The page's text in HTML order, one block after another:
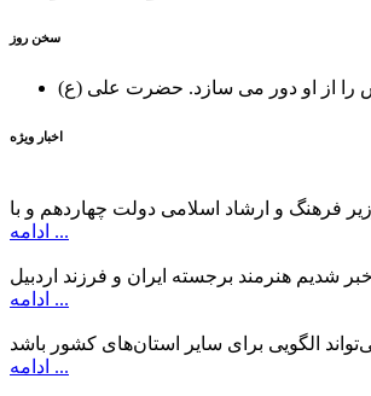
سخن روز
را از او دور می سازد.
اخبار ویژه
ادامه ...
ادامه ...
ادامه ...